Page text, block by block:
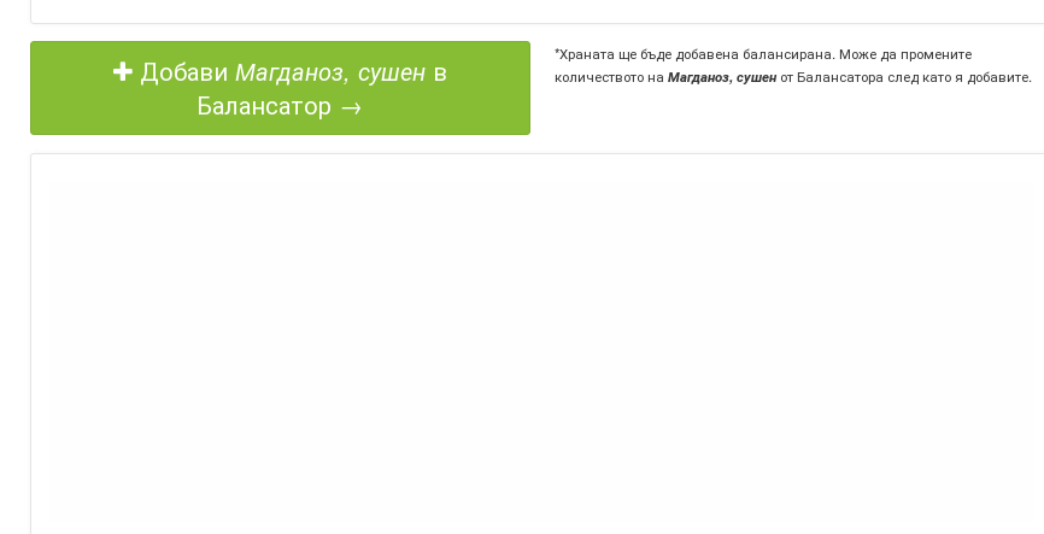
Добави Магданоз, сушенв
Балансатор →
*Храната ще бъде добавена балансирана. Може да промените
количеството на Магданоз, сушенот Балансатора след като я добавите.